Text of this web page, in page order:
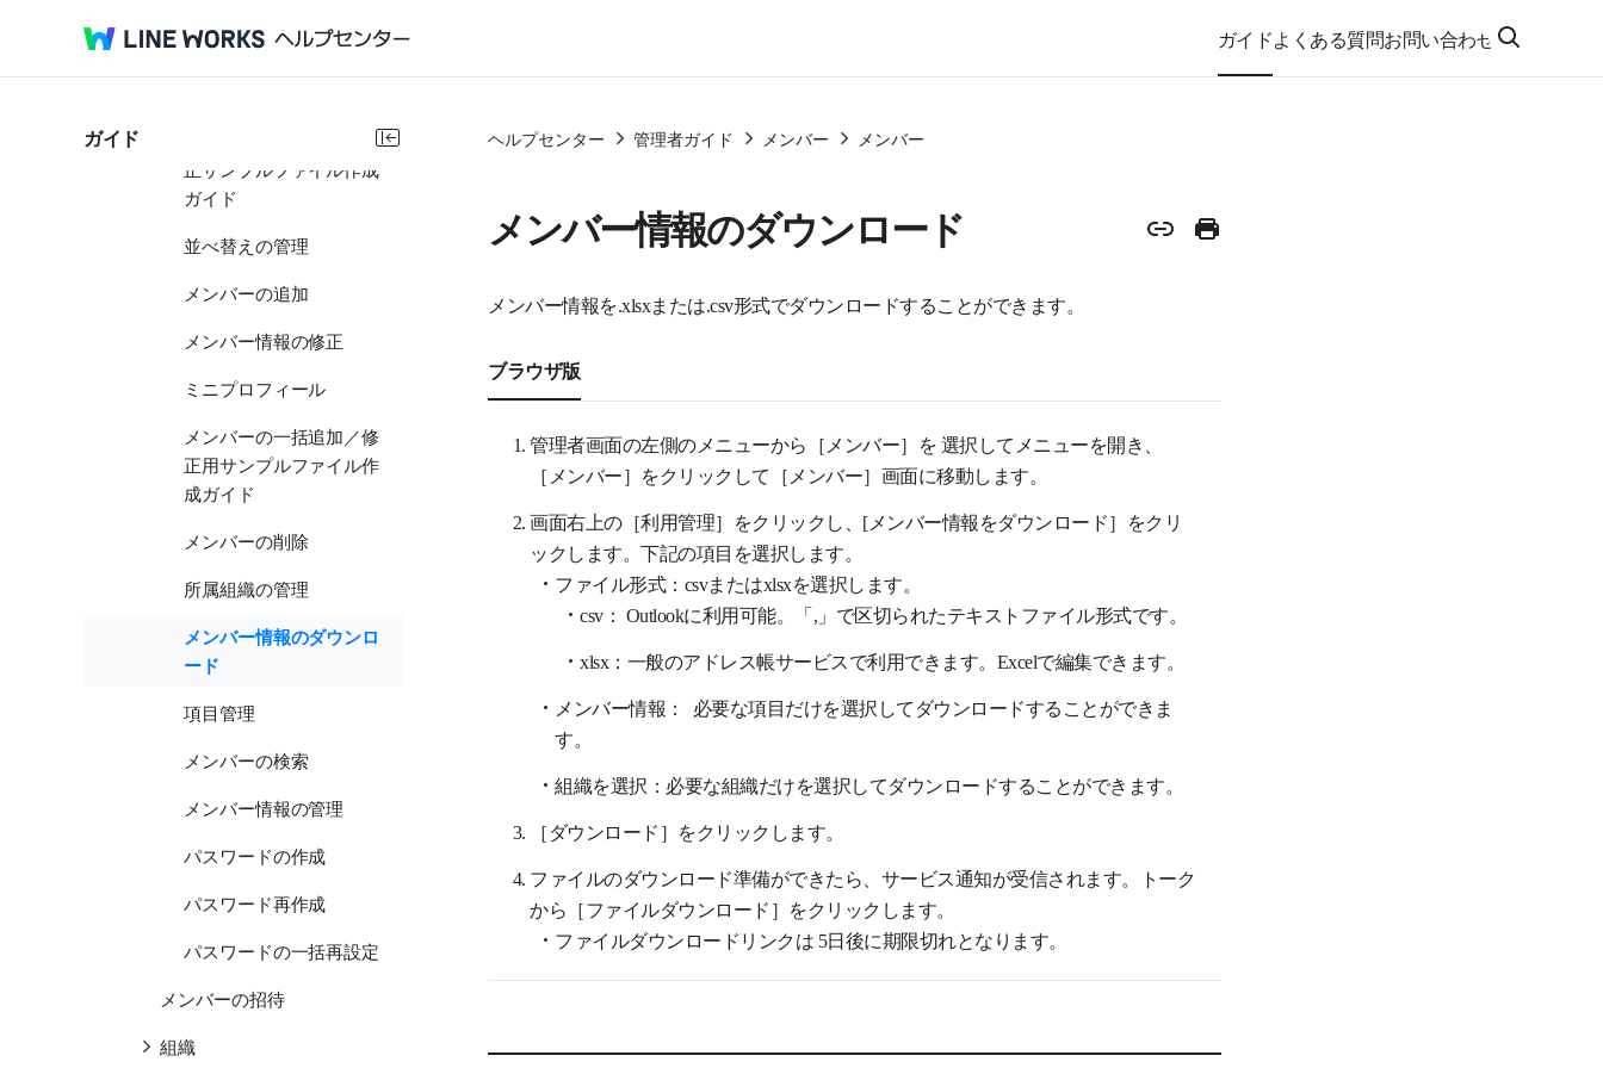
ガイドよくある質問お問い合わせ
ガイド
メンバーリスト
メンバーの一括追加、修
正サンプルファイル作成
ガイド
並べ替えの管理
メンバーの追加
メンバー情報の修正
ミニプロフィール
メンバーの一括追加／修
正用サンプルファイル作
成ガイド
メンバーの削除
所属組織の管理
メンバー情報のダウンロ
ード
項目管理
メンバーの検索
メンバー情報の管理
パスワードの作成
パスワード再作成
パスワードの一括再設定
メンバーの招待
組織
ヘルプセンター 管理者ガイド メンバー メンバー
メンバー情報のダウンロード
メンバー情報を.xlsxまたは.csv形式でダウンロードすることができます。
ブラウザ版
管理者画面の左側のメニューから［メンバー］を選択してメニューを開き、
［メンバー］ をクリックして ［メンバー］ 画面に移動します。
画面右上の［利用管理］をクリックし、[メンバー情報をダウンロード］をクリ
ックします。下記の項目を選択します。
ファイル形式：csvまたはxlsxを選択します。
csv： Outlookに利用可能。「,」で区切られたテキストファイル形式です。
xlsx：一般のアドレス帳サービスで利用できます。Excelで編集できます。
メンバー情報： 必要な項目だけを選択してダウンロードすることができま
す。
組織を選択：必要な組織だけを選択してダウンロードすることができます。
［ダウンロード］をクリックします。
ファイルのダウンロード準備ができたら、サービス通知が受信されます。トーク
から［ファイルダウンロード］をクリックします。
ファイルダウンロードリンクは 5日後に期限切れとなります。